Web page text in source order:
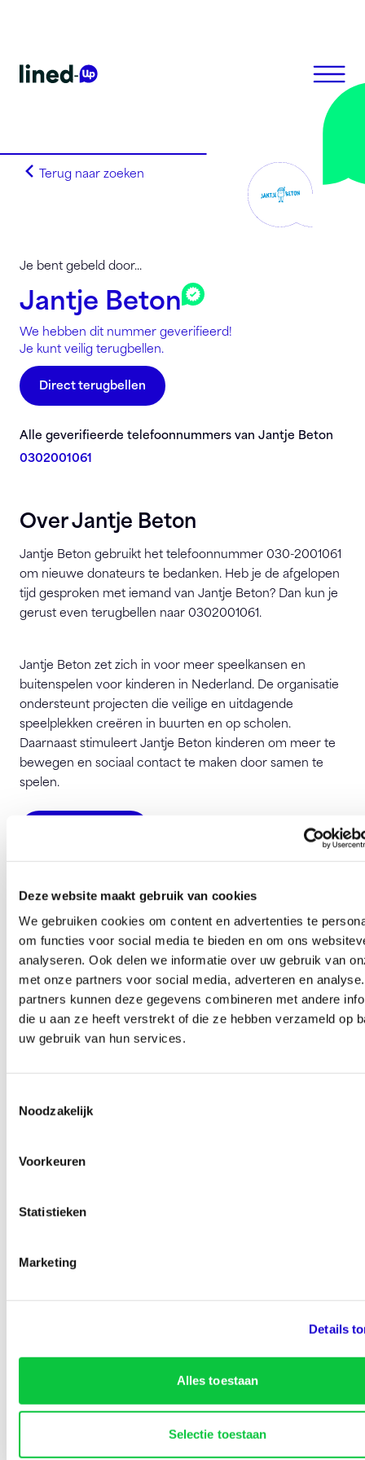
Deze website maakt gebruik van cookies
We gebruiken cookies om content en advertenties te
om functies voor social media te bieden en om ons
analyseren. Ook delen we informatie over uw gebruik van
met onze partners voor social media, adverteren en
partners kunnen deze gegevens combineren met andere
die u aan ze heeft verstrekt of die ze hebben verzameld op
uw gebruik van hun services.
Noodzakelijk
Voorkeuren
Statistieken
Marketing
Details
Alles toestaan
Selectie toestaan
Terug naar zoeken
Je bent gebeld door...
Jantje Beton
We hebben dit nummer geverifieerd!
Je kunt veilig terugbellen.
Direct terugbellen
Alle geverifieerde telefoonnummers van Jantje Beton
0302001061
Over Jantje Beton
Jantje Beton gebruikt het telefoonnummer 030-2001061
om nieuwe donateurs te bedanken. Heb je de afgelopen
tijd gesproken met iemand van Jantje Beton? Dan kun je
gerust even terugbellen naar 0302001061.
Jantje Beton zet zich in voor meer speelkansen en
buitenspelen voor kinderen in Nederland. De organisatie
ondersteunt projecten die veilige en uitdagende
speelplekken creëren in buurten en op scholen.
Daarnaast stimuleert Jantje Beton kinderen om meer te
bewegen en sociaal contact te maken door samen te
spelen.
Arthur van Schendelstraat 550
3511 MH Utrecht
info@jantjebeton.nl
Deze pagina is 270 keer bezocht.
Tarieven
Homepagina
Lined-Up Business
Tarieven
Stel je vragen
Registreren